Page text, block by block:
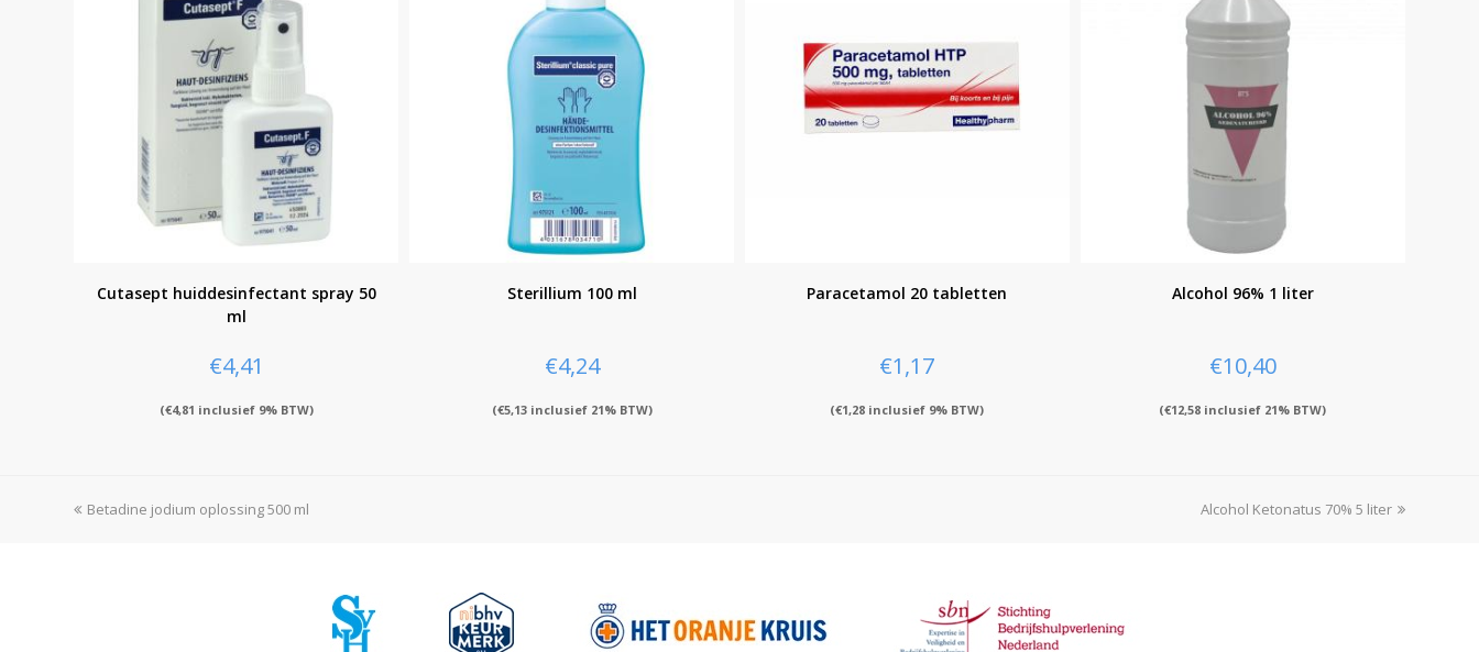
Cutasept huiddesinfectant spray 50
ml
€4,41
(€4,81 inclusief 9% BTW)
Sterillium 100 ml
€4,24
(€5,13inclusief 21% BTW)
Paracetamol 20 tabletten
€1,17
(€1,28 inclusief 9% BTW)
Alcohol 96% 1 liter
€10,40
(€12,58 inclusief 21% BTW)
previous
Betadine jodium oplossing 500 ml
next
Alcohol Ketonatus 70% 5 liter